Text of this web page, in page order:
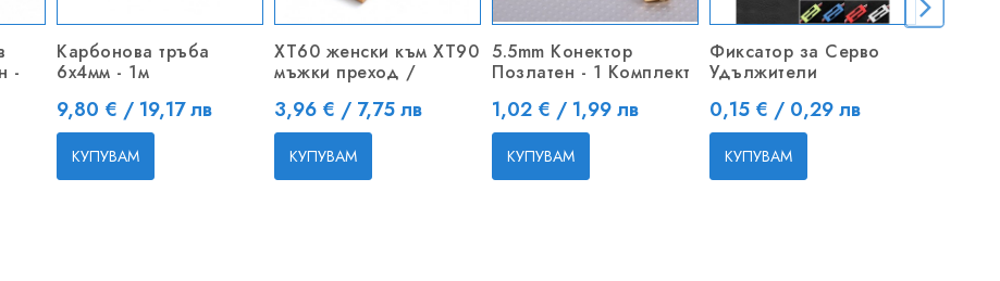
-
Карбонова тръба
6x4мм - 1м
Цена
9,80 € / 19,17 лв
КУПУВАМ
XT60 женски към XT90
мъжки преход /
Цена
3,96 € / 7,75 лв
КУПУВАМ
5.5mm Конектор
Позлатен - 1 Комплект
Цена
1,02 € / 1,99 лв
КУПУВАМ
Фиксатор за Серво
Удължители
Цена
0,15 € / 0,29 лв
КУПУВАМ